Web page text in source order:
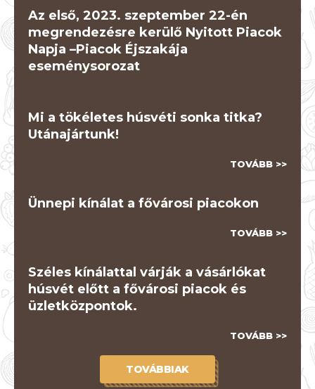
Az első, 2023. szeptember 22-én
megrendezésre kerülő Nyitott Piacok
Napja –Piacok Éjszakája
eseménysorozat
Mi a tökéletes húsvéti sonka titka?
Utánajártunk!
TOVÁBB >>
Ünnepi kínálat a fővárosi piacokon
TOVÁBB >>
Széles kínálattal várják a vásárlókat
húsvét előtt a fővárosi piacok és
üzletközpontok.
TOVÁBB >>
TOVÁBBIAK